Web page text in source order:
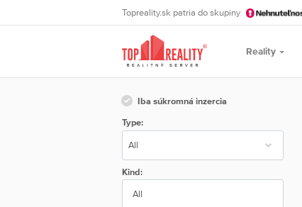
Topreality.sk patria do skupiny
Reality
Iba súkromná inzercia
Type:
Kind:
All